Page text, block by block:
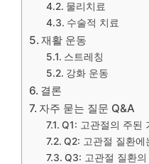
물리치료
수술적 치료
재활 운동
스트레칭
강화 운동
결론
자주 묻는 질문 Q&A
Q1: 고관절의 주된
Q2: 고관절 질환에
Q3: 고관절 질환